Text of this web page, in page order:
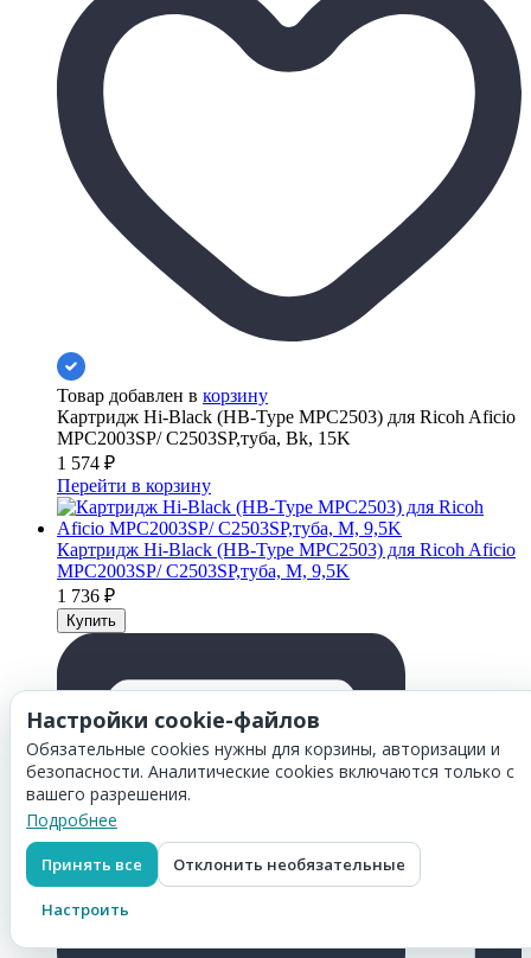
Товар добавлен в корзину
Картридж Hi-Black (HB-Type MPC2503) для Ricoh Aficio
MPC2003SP/ C2503SP,туба, Bk, 15K
1 574 ₽
Перейти в корзину
Картридж Hi-Black (HB-Type MPC2503) для Ricoh Aficio
MPC2003SP/ C2503SP,туба, M, 9,5K
1 736 ₽
Настройки cookie-файлов
Обязательные cookies нужны для корзины, авторизации и
безопасности. Аналитические cookies включаются только с
вашего разрешения.
Подробнее
Принять все Отклонить необязательные
Настроить